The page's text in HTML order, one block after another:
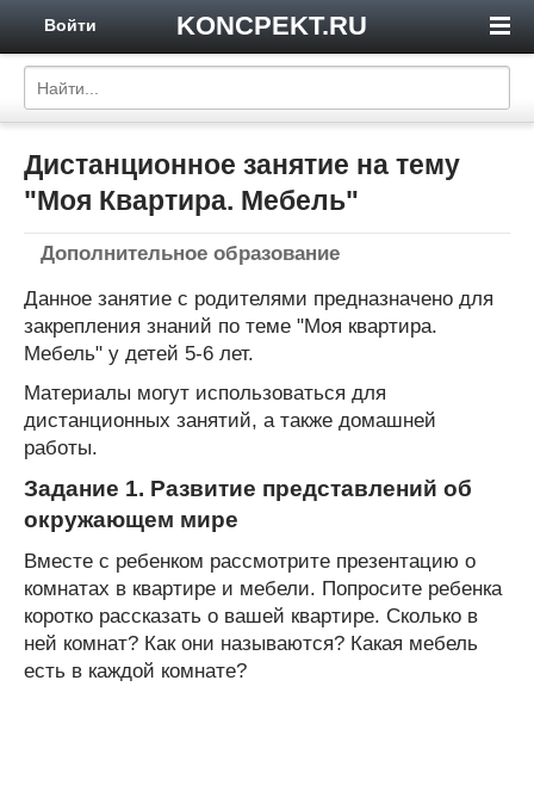
KONCPEKT.RU
Войти
Дистанционное занятие на тему
"Моя Квартира. Мебель"
Дополнительное образование
Данное занятие с родителями предназначено для
закрепления знаний по теме "Моя квартира.
Мебель" у детей 5-6 лет.
Материалы могут использоваться для
дистанционных занятий, а также домашней
работы.
Задание 1. Развитие представлений об
окружающем мире
Вместе с ребенком рассмотрите презентацию о
комнатах в квартире и мебели. Попросите ребенка
коротко рассказать о вашей квартире. Сколько в
ней комнат? Как они называются? Какая мебель
есть в каждой комнате?